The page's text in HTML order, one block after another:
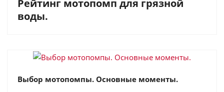
Рейтинг мотопомп для грязной
воды.
Выбор мотопомпы. Основные моменты.